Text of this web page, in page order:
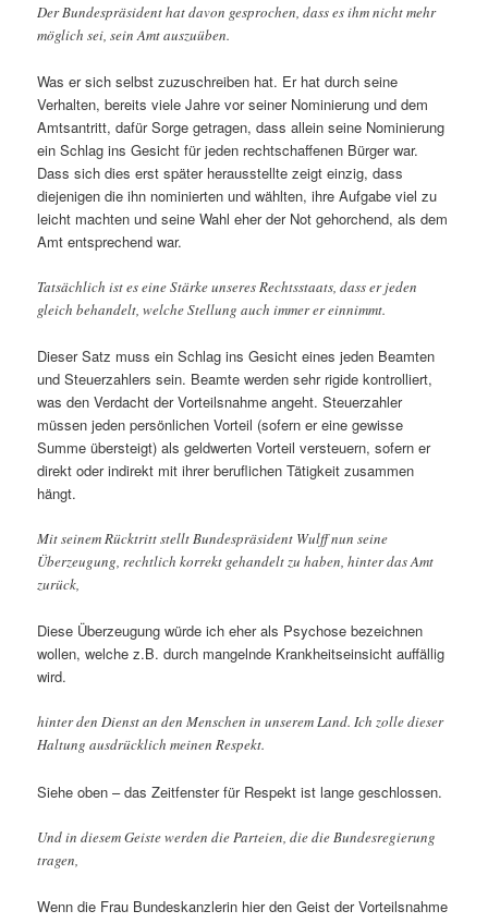
Der Bundespräsident hat davon gesprochen, dass es ihm nicht mehr
möglich sei, sein Amt auszuüben.
Was er sich selbst zuzuschreiben hat. Er hat durch seine
Verhalten, bereits viele Jahre vor seiner Nominierung und dem
Amtsantritt, dafür Sorge getragen, dass allein seine Nominierung
ein Schlag ins Gesicht für jeden rechtschaffenen Bürger war.
Dass sich dies erst später herausstellte zeigt einzig, dass
diejenigen die ihn nominierten und wählten, ihre Aufgabe viel zu
leicht machten und seine Wahl eher der Not gehorchend, als dem
Amt entsprechend war.
Tatsächlich ist es eine Stärke unseres Rechtsstaats, dass er jeden
gleich behandelt, welche Stellung auch immer er einnimmt.
Dieser Satz muss ein Schlag ins Gesicht eines jeden Beamten
und Steuerzahlers sein. Beamte werden sehr rigide kontrolliert,
was den Verdacht der Vorteilsnahme angeht. Steuerzahler
müssen jeden persönlichen Vorteil (sofern er eine gewisse
Summe übersteigt) als geldwerten Vorteil versteuern, sofern er
direkt oder indirekt mit ihrer beruflichen Tätigkeit zusammen
hängt.
Mit seinem Rücktritt stellt Bundespräsident Wulff nun seine
Überzeugung, rechtlich korrekt gehandelt zu haben, hinter das Amt
zurück,
Diese Überzeugung würde ich eher als Psychose bezeichnen
wollen, welche z.B. durch mangelnde Krankheitseinsicht auffällig
wird.
hinter den Dienst an den Menschen in unserem Land. Ich zolle dieser
Haltung ausdrücklich meinen Respekt.
Siehe oben – das Zeitfenster für Respekt ist lange geschlossen.
Und in diesem Geiste werden die Parteien, die die Bundesregierung
tragen,
Wenn die Frau Bundeskanzlerin hier den Geist der Vorteilsnahme